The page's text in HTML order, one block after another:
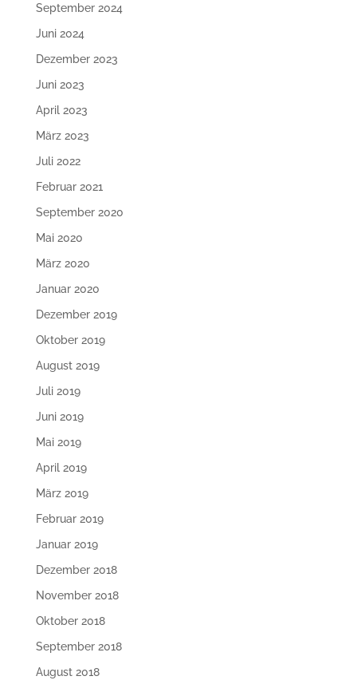
September 2024
Juni 2024
Dezember 2023
Juni 2023
April 2023
März 2023
Juli 2022
Februar 2021
September 2020
Mai 2020
März 2020
Januar 2020
Dezember 2019
Oktober 2019
August 2019
Juli 2019
Juni 2019
Mai 2019
April 2019
März 2019
Februar 2019
Januar 2019
Dezember 2018
November 2018
Oktober 2018
September 2018
August 2018